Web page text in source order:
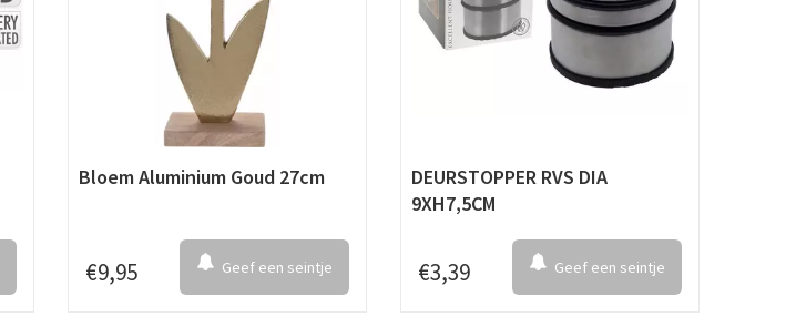
Bloem Aluminium Goud 27cm
€9,95 Geef een seintje
DEURSTOPPER RVS DIA
9XH7,5CM
€3,39 Geef een seintje